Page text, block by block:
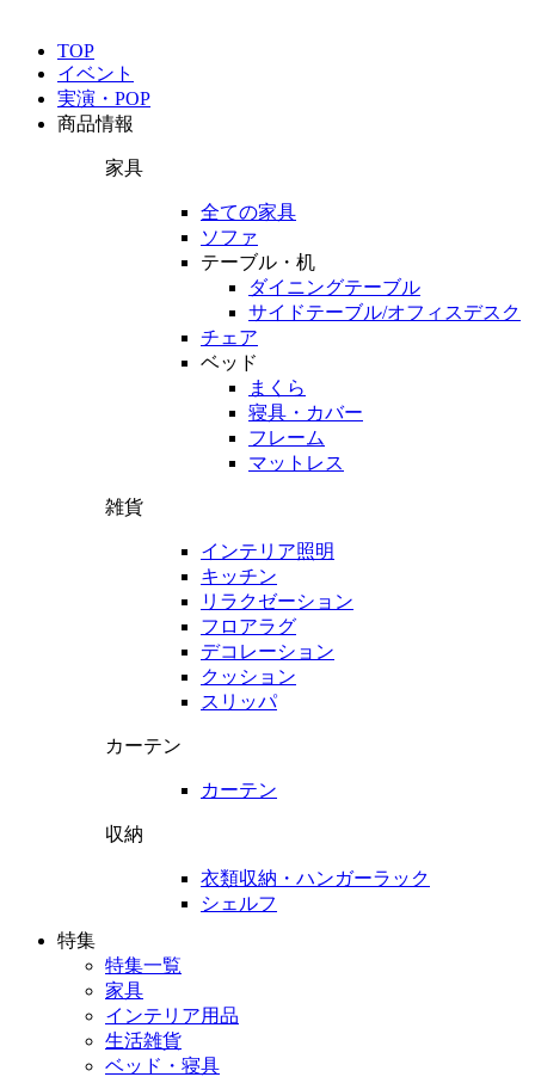
TOP
イベント
実演・POP
商品情報
家具
全ての家具
ソファ
テーブル・机
ダイニングテーブル
サイドテーブル/オフィスデスク
チェア
ベッド
まくら
寝具・カバー
フレーム
マットレス
雑貨
インテリア照明
キッチン
リラクゼーション
フロアラグ
デコレーション
クッション
スリッパ
カーテン
カーテン
収納
衣類収納・ハンガーラック
シェルフ
特集
特集一覧
家具
インテリア用品
生活雑貨
ベッド・寝具